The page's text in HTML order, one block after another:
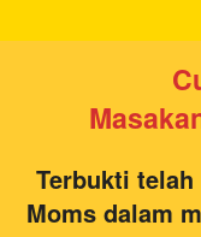
Terbukti
Moms dalam